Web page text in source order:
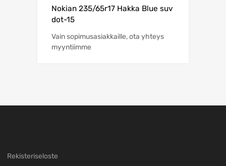
Nokian 235/65r17 Hakka Blue suv
dot-15
Vain sopimusasiakkaille, ota yhteys
myyntiimme
Rekisteriseloste